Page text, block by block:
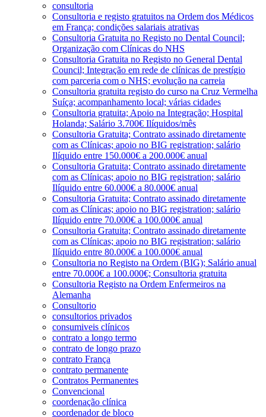
consultoria
Consultoria e registo gratuitos na Ordem dos Médicos
em França; condições salariais atrativas
Consultoria Gratuita no Registo no Dental Council;
Organização com Clínicas do NHS
Consultoria Gratuita no Registo no General Dental
Council; Integração em rede de clínicas de prestígio
com parceria com o NHS; evolução na carreia
Consultoria gratuita registo do curso na Cruz Vermelha
Suíça; acompanhamento local; várias cidades
Consultoria gratuita; Apoio na Integração; Hospital
Holanda; Salário 3.700€ Ilíquidos/mês
Consultoria Gratuita; Contrato assinado diretamente
com as Clínicas; apoio no BIG registration; salário
Ilíquido entre 150.000€ a 200.000€ anual
Consultoria Gratuita; Contrato assinado diretamente
com as Clínicas; apoio no BIG registration; salário
Ilíquido entre 60.000€ a 80.000€ anual
Consultoria Gratuita; Contrato assinado diretamente
com as Clínicas; apoio no BIG registration; salário
Ilíquido entre 70.000€ a 100.000€ anual
Consultoria Gratuita; Contrato assinado diretamente
com as Clínicas; apoio no BIG registration; salário
Ilíquido entre 80.000€ a 100.000€ anual
Consultoria no Registo na Ordem (BIG); Salário anual
entre 70.000€ a 100.000€; Consultoria gratuita
Consultoria Registo na Ordem Enfermeiros na
Alemanha
Consultorio
consultorios privados
consumiveis clínicos
contrato a longo termo
contrato de longo prazo
contrato França
contrato permanente
Contratos Permanentes
Convencional
coordenação clínica
coordenador de bloco